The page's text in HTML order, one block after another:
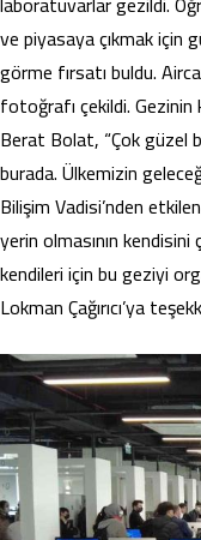
ve piyasaya çıkmak için
görme fırsatı buldu.
fotoğrafı çekildi. Gezinin
Berat Bolat, “Çok güzel
burada. Ülkemizin
Bilişim Vadisi’nden
yerin olmasının kendisini
kendileri için bu geziyi
Lokman Çağırıcı’ya